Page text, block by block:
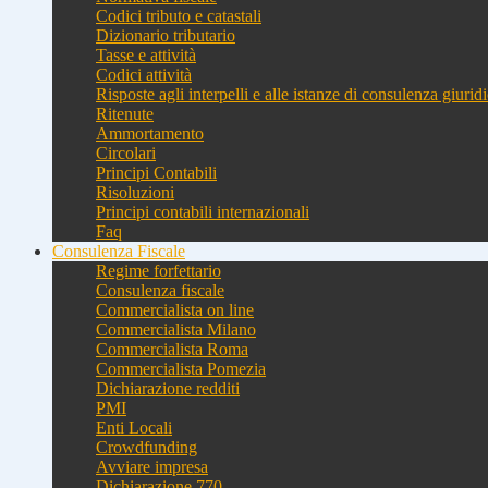
Codici tributo e catastali
Dizionario tributario
Tasse e attività
Codici attività
Risposte agli interpelli e alle istanze di consulenza
Ritenute
Ammortamento
Circolari
Principi Contabili
Risoluzioni
Principi contabili internazionali
Faq
Consulenza Fiscale
Regime forfettario
Consulenza fiscale
Commercialista on line
Commercialista Milano
Commercialista Roma
Commercialista Pomezia
Dichiarazione redditi
PMI
Enti Locali
Crowdfunding
Avviare impresa